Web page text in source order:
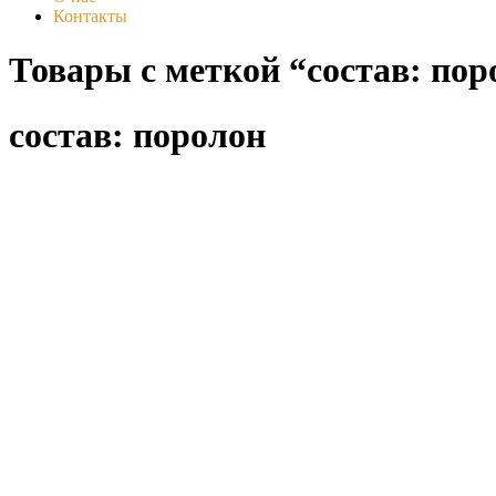
Контакты
Товары с меткой “состав:
состав: поролон